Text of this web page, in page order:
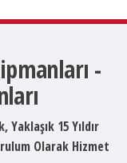
-
15 Yıldır
Olarak Hizmet